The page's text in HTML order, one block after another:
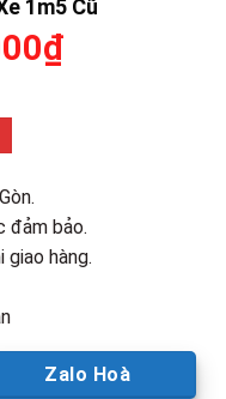
1m5 Cũ
₫Giá
đảm bảo.
giao hàng.
Zalo Hoà